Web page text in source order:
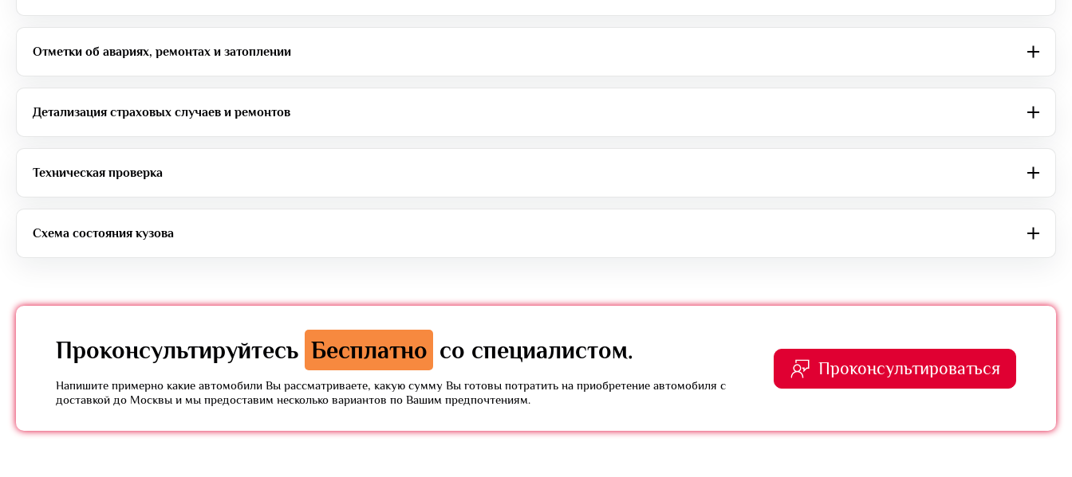
Отметки об авариях, ремонтах и затоплении
Детализация страховых случаев и ремонтов
Техническая проверка
Схема состояния кузова
Проконсультируйтесь Бесплатно со специалистом.
Напишите примерно какие автомобили Вы рассматриваете, какую сумму Вы готовы потратить на приобретение автомобиля с
доставкой до Москвы и мы предоставим несколько вариантов по Вашим предпочтениям.
Проконсультироваться